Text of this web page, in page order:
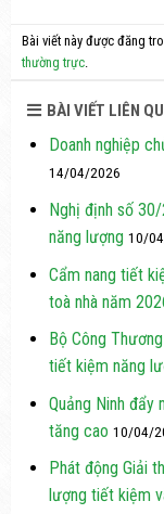
Bài viết này được đăng
thường trực.
BÀI VIẾT LIÊN
Doanh nghiệp
14/04/2026
Nghị định số
năng lượng 10/
Cẩm nang tiết
toà nhà năm
Bộ Công
tiết kiệm năng
Quảng Ninh đẩy
tăng cao 10/04/
Phát động Giải
lượng tiết kiệm